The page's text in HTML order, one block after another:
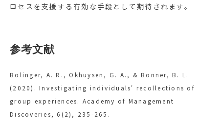
ロセスを支援する有効な手段として期待されます。
参考文献
Bolinger, A. R., Okhuysen, G. A., & Bonner, B. L.
(2020). Investigating individuals' recollections of
group experiences. Academy of Management
Discoveries, 6(2), 235-265.